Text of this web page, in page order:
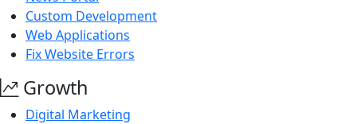
Custom Development
Web Applications
Fix Website Errors
Growth
Digital Marketing